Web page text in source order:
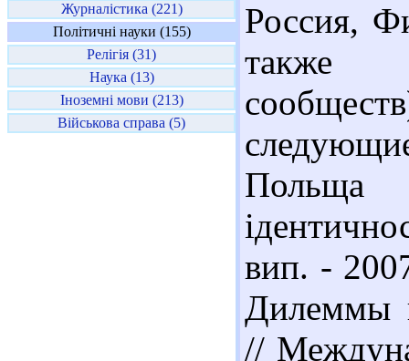
Журналістика (221)
Політичні науки (155)
Релігія (31)
Наука (13)
Іноземні мови (213)
Військова справа (5)
Россия,
также
Польща
вип. -
Дилеммы
//